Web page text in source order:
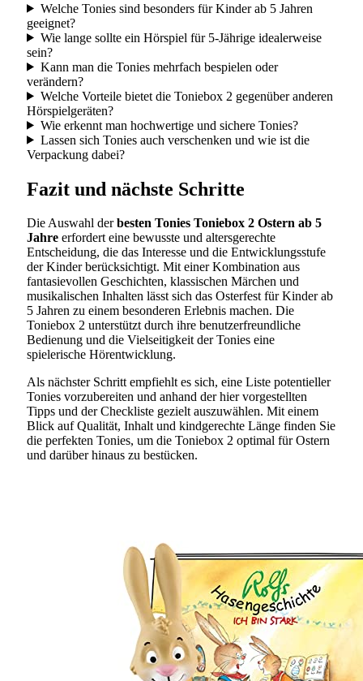
Welche Tonies sind besonders für Kinder ab 5 Jahren
geeignet?
Wie lange sollte ein Hörspiel für 5-Jährige idealerweise
sein?
Kann man die Tonies mehrfach bespielen oder
verändern?
Welche Vorteile bietet die Toniebox 2 gegenüber anderen
Hörspielgeräten?
Wie erkennt man hochwertige und sichere Tonies?
Lassen sich Tonies auch verschenken und wie ist die
Verpackung dabei?
Fazit und nächste Schritte
Die Auswahl derbesten Tonies Toniebox 2 Ostern ab 5
Jahre erfordert eine bewusste und altersgerechte
Entscheidung, die das Interesse und die Entwicklungsstufe
der Kinder berücksichtigt. Mit einer Kombination aus
fantasievollen Geschichten, klassischen Märchen und
musikalischen Inhalten lässt sich das Osterfest für Kinder ab
5 Jahren zu einem besonderen Erlebnis machen. Die
Toniebox 2 unterstützt durch ihre benutzerfreundliche
Bedienung und die Vielseitigkeit der Tonies eine
spielerische Hörentwicklung.
Als nächster Schritt empfiehlt es sich, eine Liste potentieller
Tonies vorzubereiten und anhand der hier vorgestellten
Tipps und der Checkliste gezielt auszuwählen. Mit einem
Blick auf Qualität, Inhalt und kindgerechte Länge finden Sie
die perfekten Tonies, um die Toniebox 2 optimal für Ostern
und darüber hinaus zu bestücken.